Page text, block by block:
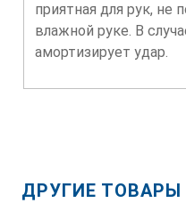
приятная для рук, не
влажной руке. В
амортизирует удар.
ДРУГИЕ